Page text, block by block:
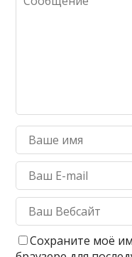
Сохраните моё